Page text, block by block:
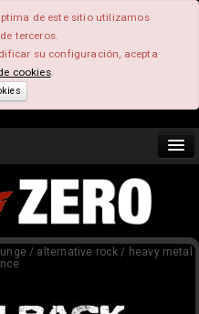
de este sitio utilizamos
terceros.
su configuración, acepta
cookies.
/ alternative rock / heavy metal